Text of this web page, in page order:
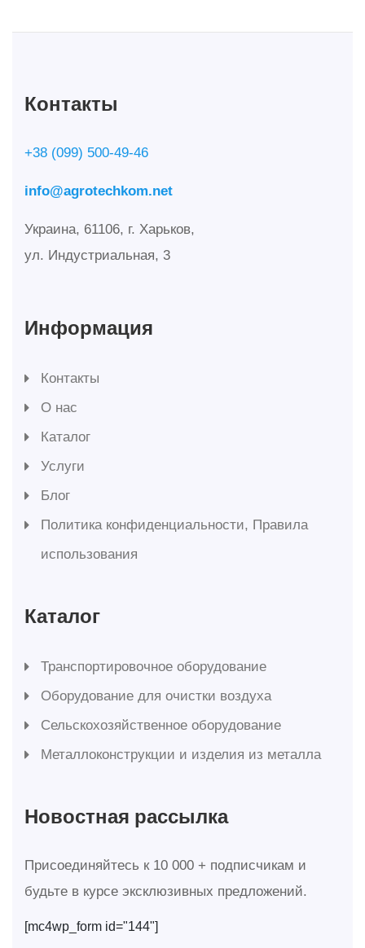
Контакты
+38 (099) 500-49-46
info@agrotechkom.net
Украина, 61106, г. Харьков,
ул. Индустриальная, 3
Информация
Контакты
О нас
Каталог
Услуги
Блог
Политика конфиденциальности, Правила
использования
Каталог
Транспортировочное оборудование
Оборудование для очистки воздуха
Сельскохозяйственное оборудование
Металлоконструкции и изделия из металла
Новостная рассылка
Присоединяйтесь к 10 000 + подписчикам и
будьте в курсе эксклюзивных предложений.
[mc4wp_form id="144"]